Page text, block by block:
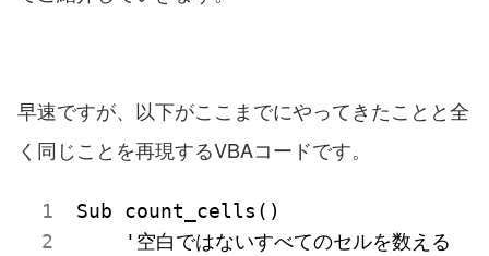
早速ですが、以下がここまでにやってきたことと全
く同じことを再現するVBAコードです。
Sub count_cells()
    '空白ではないすべてのセルを数える